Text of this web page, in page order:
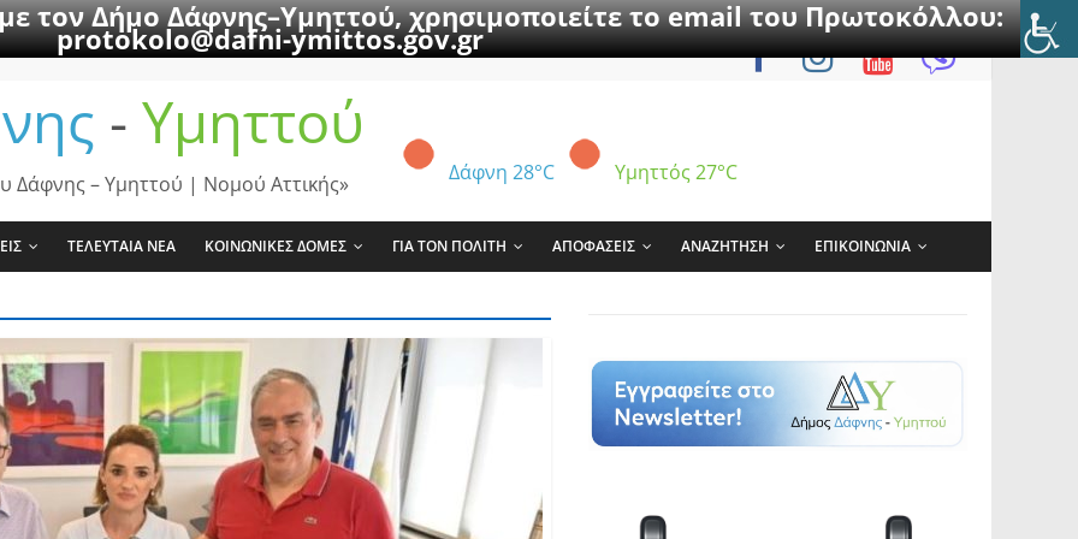
τον Δήμο Δάφνης–Υμηττού, χρησιμοποιείτε το email του Πρωτοκόλλου:
protokolo@dafni-ymittos.gov.gr
- Υμηττού
Δάφνη 28°C Υμηττός 27°C
Δάφνης – Υμηττού | Νομού Αττικής»
ΤΕΛΕΥΤΑΙΑ ΝΕΑ ΚΟΙΝΩΝΙΚΕΣ ΔΟΜΕΣ ΓΙΑ ΤΟΝ ΠΟΛΙΤΗ ΑΠΟΦΑΣΕΙΣ ΑΝΑΖΗΤΗΣΗ ΕΠΙΚΟΙΝΩΝΙΑ